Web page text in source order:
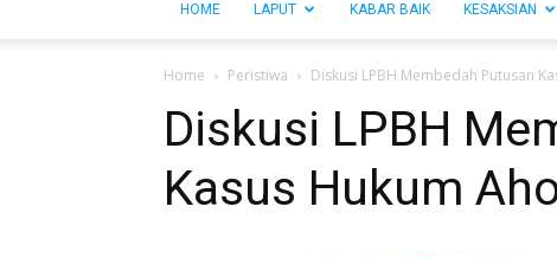
HOME LAPUT KABAR BAIK KESAKSIAN
Home Peristiwa Diskusi LPBH Membedah Putusan
Diskusi LPBH
Kasus Hukum